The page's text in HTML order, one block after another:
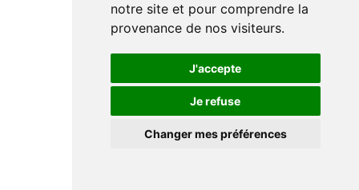
notre site et pour comprendre la
provenance de nos visiteurs.
J'accepte
Je refuse
Changer mes préférences